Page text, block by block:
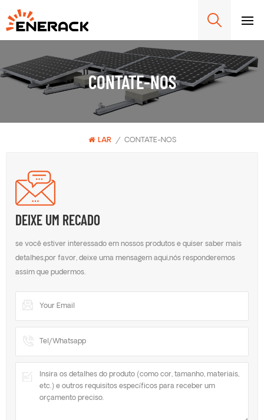
CONTATE-NOS
LAR / CONTATE-NOS
DEIXE UM RECADO
se você estiver interessado em nossos produtos e quiser saber mais
detalhes,por favor, deixe uma mensagem aqui,nós responderemos
assim que pudermos.